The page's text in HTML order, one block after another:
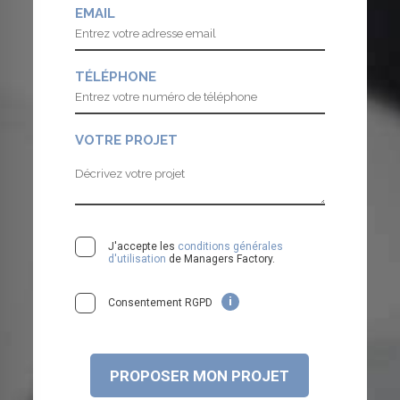
EMAIL
TÉLÉPHONE
VOTRE PROJET
J'accepte les conditions générales
d'utilisation de Managers Factory.
Consentement RGPD i